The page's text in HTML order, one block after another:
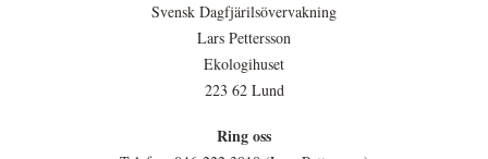
Svensk Dagfjärilsövervakning
Lars Pettersson
Ekologihuset
223 62 Lund
Ring oss